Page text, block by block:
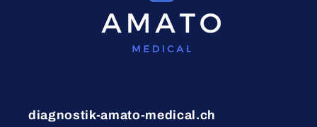
diagnostik-amato-medical.ch